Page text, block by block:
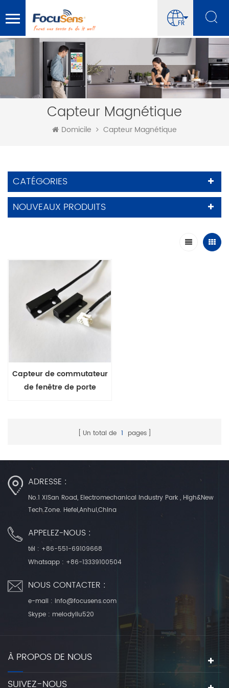
FR
Capteur Magnétique
Domicile Capteur Magnétique
CATÉGORIES
NOUVEAUX PRODUITS
Capteur de commutateur
de fenêtre de porte
Un total de 1 pages
ADRESSE :
No.1 XiSan Road, Electromechanical Industry Park , High&New
Tech.Zone. Hefei,Anhui,China
APPELEZ-NOUS :
tél : +86-551-69109668
Whatsapp : +86-13339100504
NOUS CONTACTER :
e-mail : info@focusens.com
Skype : melodyliu520
À PROPOS DE NOUS
SUIVEZ-NOUS